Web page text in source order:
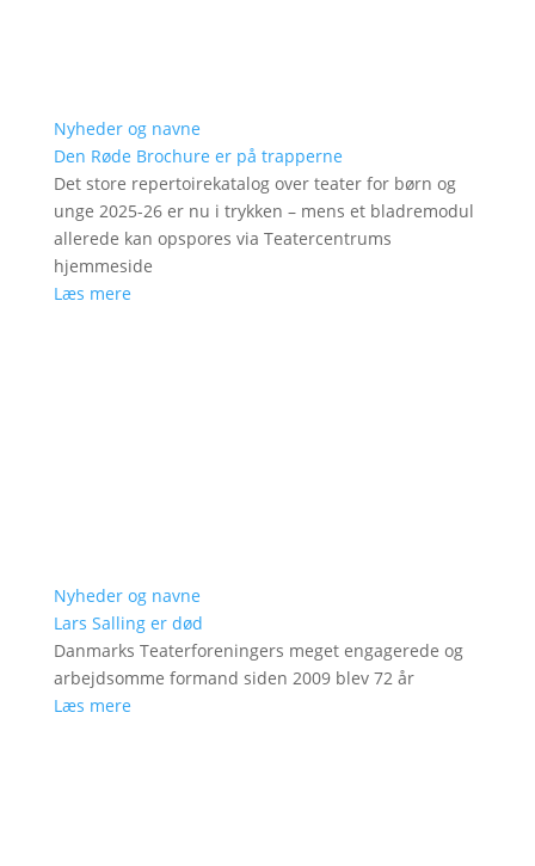
Nyheder og navne
Den Røde Brochure er på trapperne
Det store repertoirekatalog over teater for børn og
unge 2025-26 er nu i trykken – mens et bladremodul
allerede kan opspores via Teatercentrums
hjemmeside
Læs mere
Nyheder og navne
Lars Salling er død
Danmarks Teaterforeningers meget engagerede og
arbejdsomme formand siden 2009 blev 72 år
Læs mere